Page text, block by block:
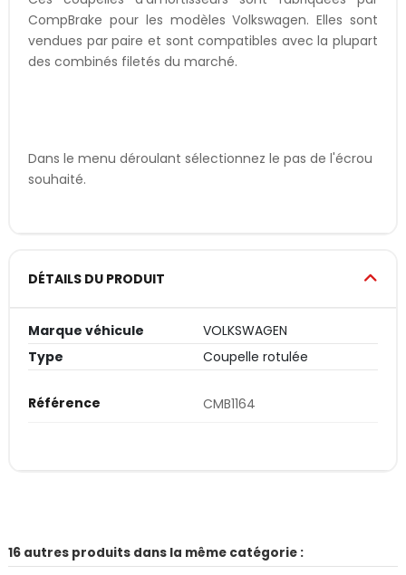
CompBrake pour les modèles Volkswagen. Elles sont
vendues par paire et sont compatibles avec la plupart
des combinés filetés du marché.
Dans le menu déroulant sélectionnez le pas de l'écrou
souhaité.
DÉTAILS DU PRODUIT
Marque véhicule
VOLKSWAGEN
Type
Coupelle rotulée
Référence CMB1164
16 autres produits dans la même catégorie :